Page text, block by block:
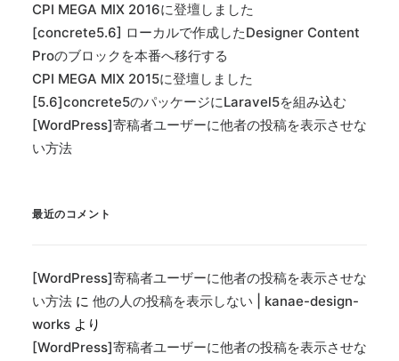
CPI MEGA MIX 2016に登壇しました
[concrete5.6] ローカルで作成したDesigner Content
Proのブロックを本番へ移行する
CPI MEGA MIX 2015に登壇しました
[5.6]concrete5のパッケージにLaravel5を組み込む
[WordPress]寄稿者ユーザーに他者の投稿を表示させな
い方法
最近のコメント
[WordPress]寄稿者ユーザーに他者の投稿を表示させな
い方法 に 他の人の投稿を表示しない | kanae-design-
works より
[WordPress]寄稿者ユーザーに他者の投稿を表示させな